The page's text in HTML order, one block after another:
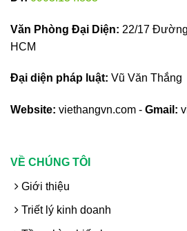
Văn Phòng Đại Diện: 22/17
HCM
Đại diện pháp luật: Vũ Văn Thắng
Website: viethangvn.com - Gmail:
VỀ CHÚNG TÔI
Giới thiệu
Triết lý kinh doanh